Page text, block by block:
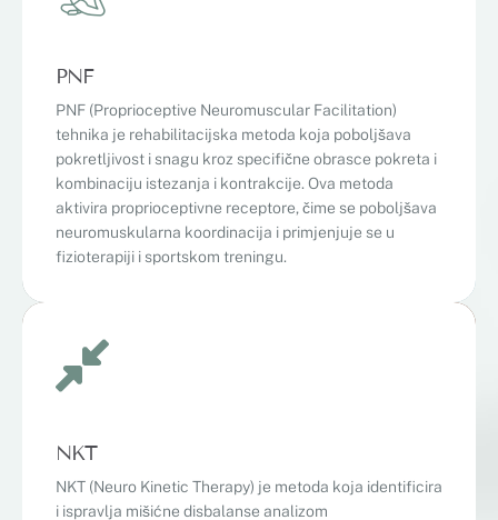
PNF
PNF (Proprioceptive Neuromuscular Facilitation)
tehnika je rehabilitacijska metoda koja poboljšava
pokretljivost i snagu kroz specifične obrasce pokreta i
kombinaciju istezanja i kontrakcije. Ova metoda
aktivira proprioceptivne receptore, čime se poboljšava
neuromuskularna koordinacija i primjenjuje se u
fizioterapiji i sportskom treningu.
NKT
NKT (Neuro Kinetic Therapy) je metoda koja identificira
i ispravlja mišićne disbalanse analizom